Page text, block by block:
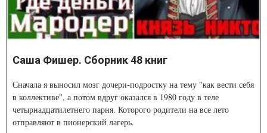
Саша Фишер. Сборник 48 книг
Сначала я выносил мозг дочери-подростку на тему "как вести себя
в коллективе", а потом вдруг оказался в 1980 году в теле
четырнадцатилетнего парня. Которого родители на все лето
отправляют в пионерский лагерь.